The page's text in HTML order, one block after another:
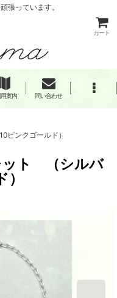
張っています。
カート
用案内 問い合わせ
ピンクゴールド）
ット （シルバ